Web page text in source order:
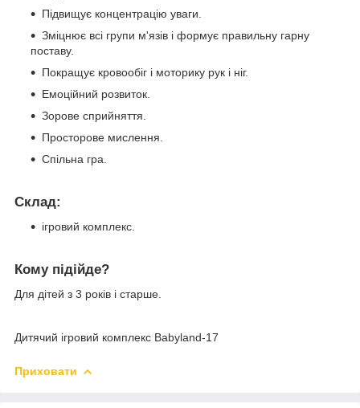
Підвищує концентрацію уваги.
Зміцнює всі групи м'язів і формує правильну гарну
поставу.
Покращує кровообіг і моторику рук і ніг.
Емоційний розвиток.
Зорове сприйняття.
Просторове мислення.
Спільна гра.
Склад:
ігровий комплекс.
Кому підійде?
Для дітей з 3 років і старше.
Дитячий ігровий комплекс Babyland-17
Приховати